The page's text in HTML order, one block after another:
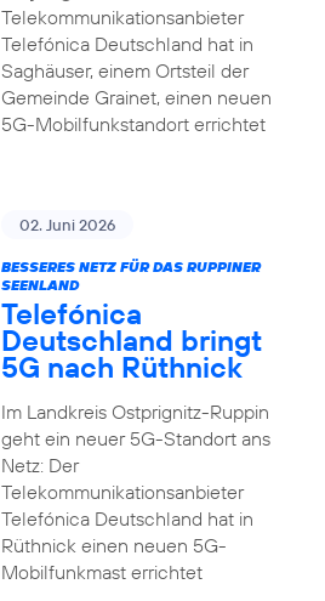
Telekommunikationsanbieter
Telefónica Deutschland hat in
Saghäuser, einem Ortsteil der
Gemeinde Grainet, einen neuen
5G-Mobilfunkstandort errichtet
02. Juni 2026
BESSERES NETZ FÜR DAS RUPPINER
SEENLAND
Telefónica
Deutschland bringt
5G nach Rüthnick
Im Landkreis Ostprignitz-Ruppin
geht ein neuer 5G-Standort ans
Netz: Der
Telekommunikationsanbieter
Telefónica Deutschland hat in
Rüthnick einen neuen 5G-
Mobilfunkmast errichtet